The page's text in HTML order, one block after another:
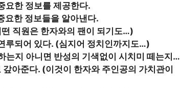
요한 정보를 제공한다.
요한 정보들을 알아낸다.
직원은 한자와의 팬이 되기도…)
루되어 있다. (심지어 정치인까지도…)
는지 아니면 반성의 기색없이 시치미 떼는지…
아준다. (이것이 한자와 주인공의 가치관이